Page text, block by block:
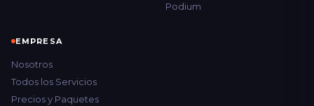
Podium
EMPRESA
Nosotros
Todos los Servicios
Precios y Paquetes